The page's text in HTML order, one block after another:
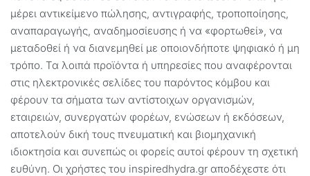
μέρει αντικείμενο πώλησης, αντιγραφής, τροποποίησης,
αναπαραγωγής, αναδημοσίευσης ή να «φορτωθεί», να
μεταδοθεί ή να διανεμηθεί με οποιονδήποτε ψηφιακό ή μη
τρόπο. Τα λοιπά προϊόντα ή υπηρεσίες που αναφέρονται
στις ηλεκτρονικές σελίδες του παρόντος κόμβου και
φέρουν τα σήματα των αντίστοιχων οργανισμών,
εταιρειών, συνεργατών φορέων, ενώσεων ή εκδόσεων,
αποτελούν δική τους πνευματική και βιομηχανική
ιδιοκτησία και συνεπώς οι φορείς αυτοί φέρουν τη σχετική
ευθύνη. Οι χρήστες του inspiredhydra.gr αποδέχεστε ότι